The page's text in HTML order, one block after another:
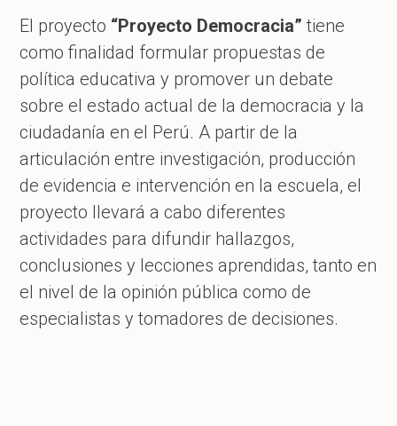
El proyecto “Proyecto Democracia” tiene
como finalidad formular propuestas de
política educativa y promover un debate
sobre el estado actual de la democracia y la
ciudadanía en el Perú. A partir de la
articulación entre investigación, producción
de evidencia e intervención en la escuela, el
proyecto llevará a cabo diferentes
actividades para difundir hallazgos,
conclusiones y lecciones aprendidas, tanto en
el nivel de la opinión pública como de
especialistas y tomadores de decisiones.